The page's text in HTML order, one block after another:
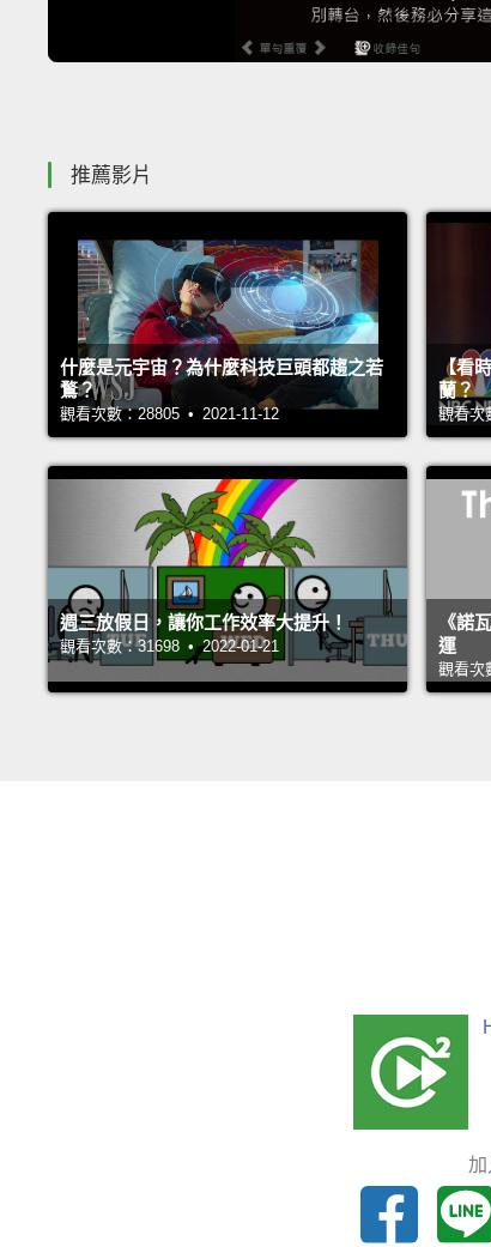
推薦影片
什麼是元宇宙？為什麼科技巨頭都趨之若
鶩？
觀看次數：28805 • 2021-11-12
【看
蘭？
觀看次
週三放假日，讓你工作效率大提升！
觀看次數：31698 • 2022-01-21
《諾
運
觀看次
加